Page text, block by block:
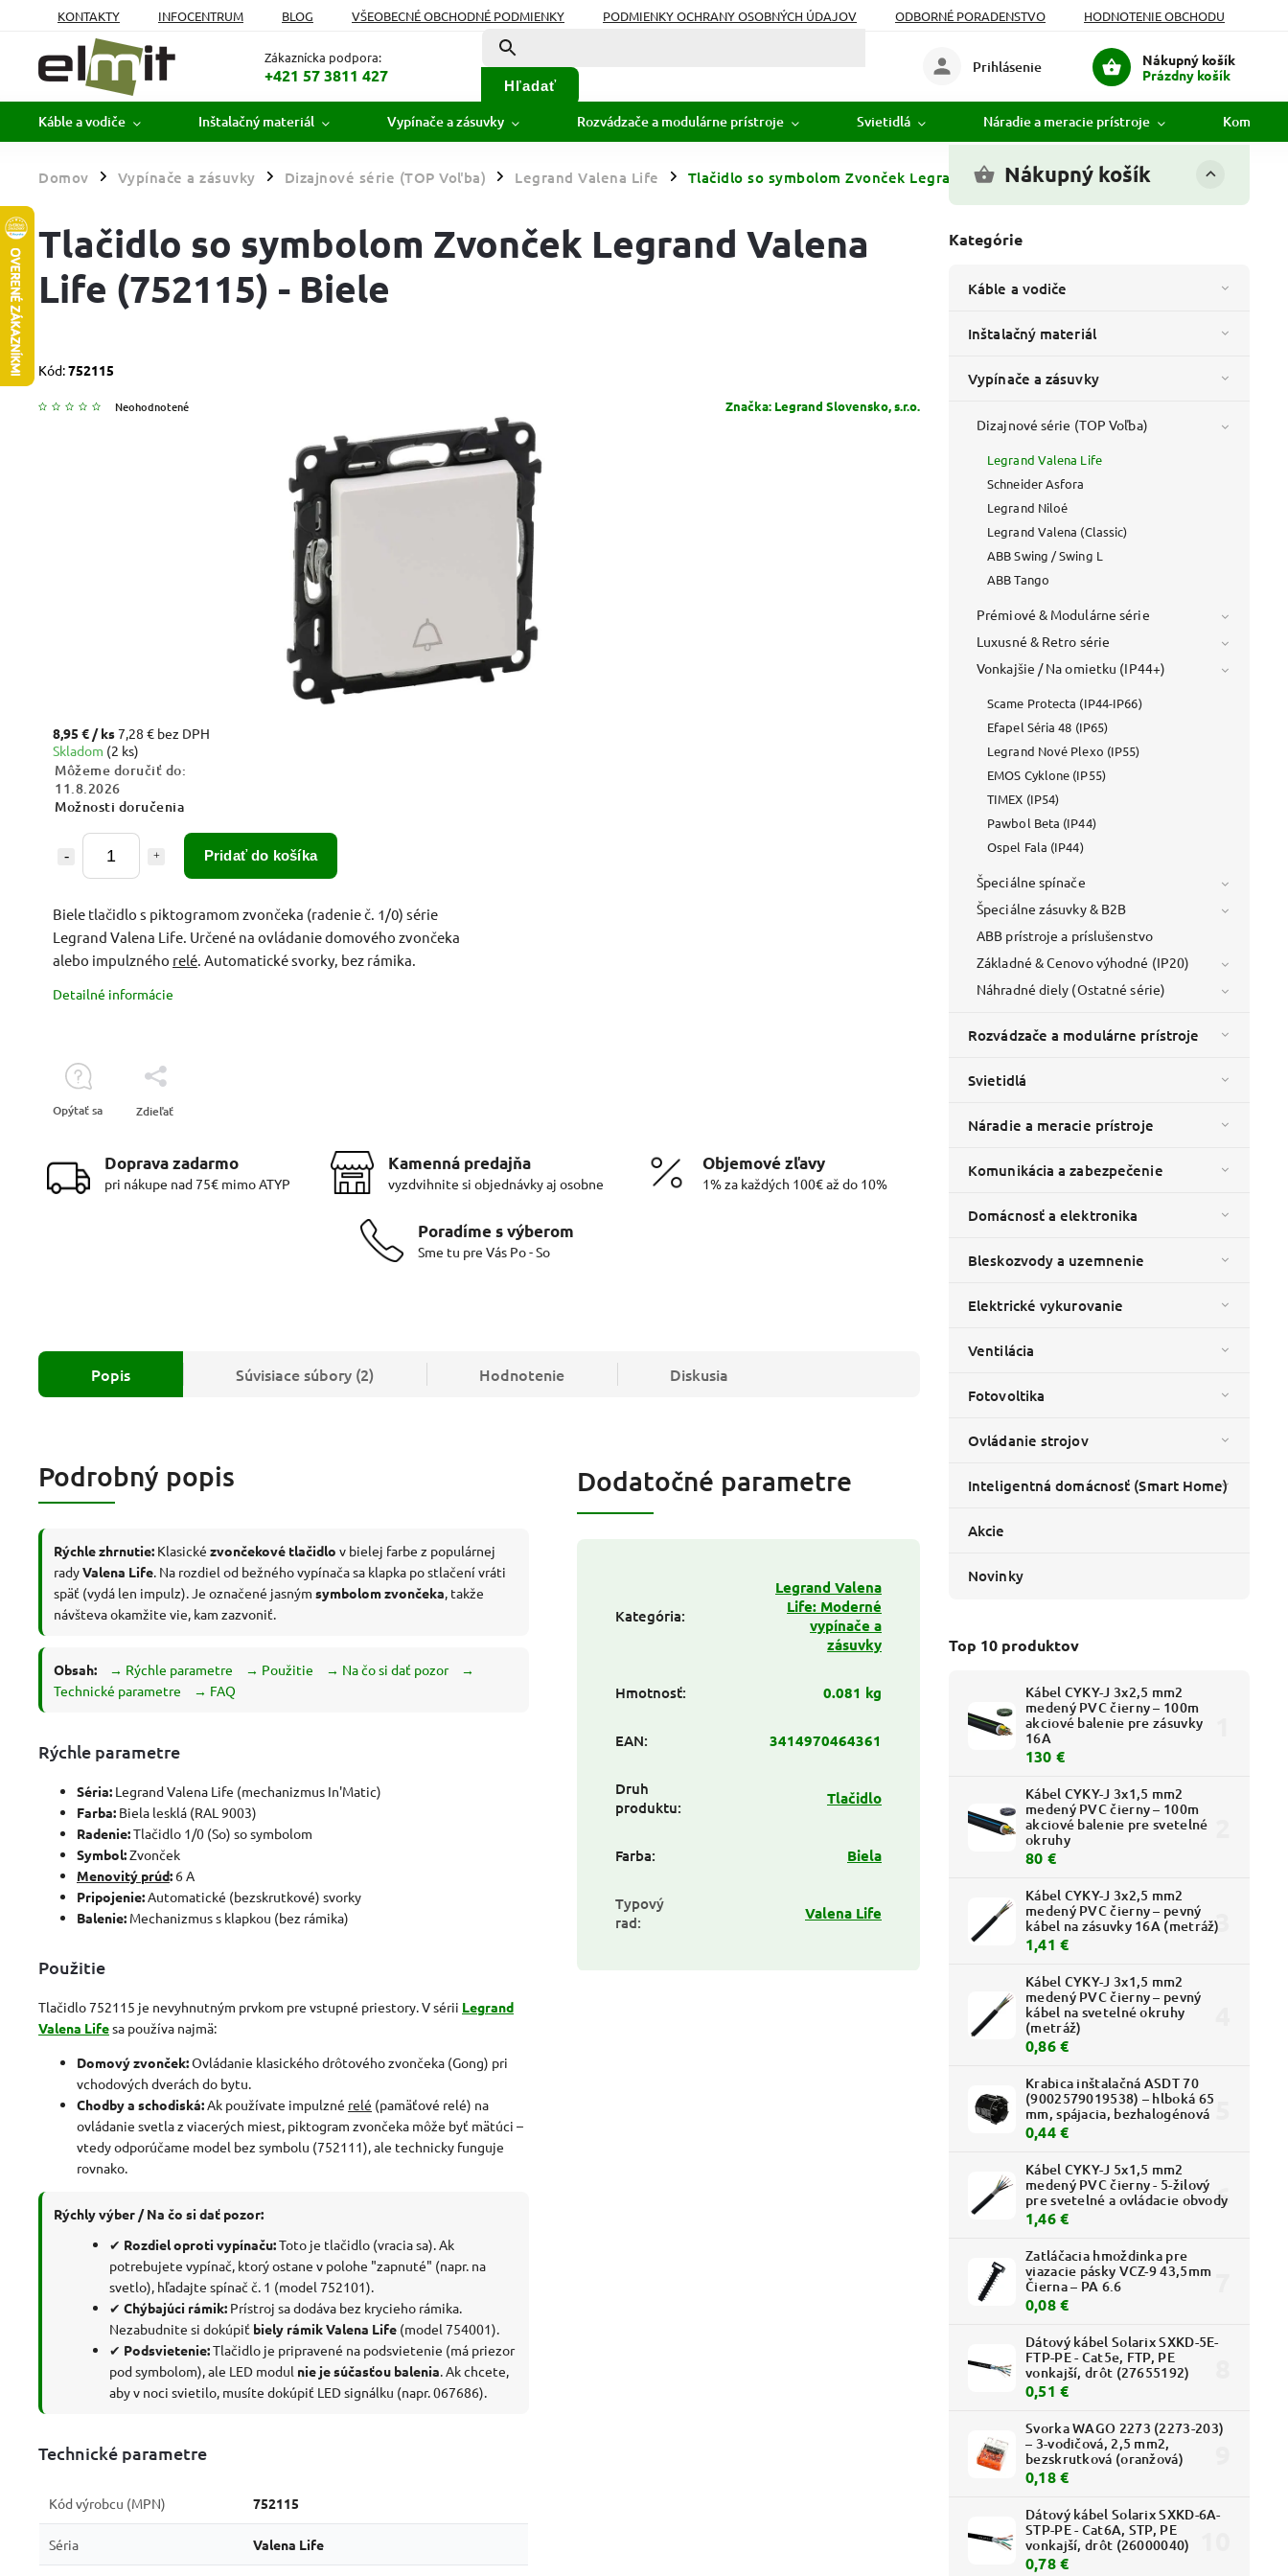
KONTAKTY INFOCENTRUM BLOG VŠEOBECNÉ OBCHODNÉ PODMIENKY PODMIENKY OCHRANY OSOBNÝCH ÚDAJOV ODBORNÉ PORADENSTVO
HODNOTENIE OBCHODU
MOJA OBJEDNÁVKA
Zákaznícka podpora:
+421 57 3811 427
Hľadať
Nákupný košík
Prázdny košík
Prihlásenie
Káble a vodiče Inštalačný materiál Vypínače a zásuvky Rozvádzače a modulárne prístroje Svietidlá Náradie a meracie prístroje
Domov / Vypínače a zásuvky / Dizajnové série (TOP Voľba) / Legrand Valena Life / Tlačidlo so symbolom Zvonček Legrand Valena Life (752115) - Biele
Nákupný košík
Kategórie
Káble a vodiče
Inštalačný materiál
Vypínače a zásuvky
Dizajnové série (TOP Voľba)
Legrand Valena Life
Schneider Asfora
Legrand Niloé
Legrand Valena (Classic)
ABB Swing / Swing L
ABB Tango
Prémiové & Modulárne série
Luxusné & Retro série
Vonkajšie / Na omietku (IP44+)
Scame Protecta (IP44-IP66)
Efapel Séria 48 (IP65)
Legrand Nové Plexo (IP55)
EMOS Cyklone (IP55)
TIMEX (IP54)
Pawbol Beta (IP44)
Ospel Fala (IP44)
Špeciálne spínače
Špeciálne zásuvky & B2B
ABB prístroje a príslušenstvo
Základné & Cenovo výhodné (IP20)
Náhradné diely (Ostatné série)
Rozvádzače a modulárne prístroje
Svietidlá
Náradie a meracie prístroje
Komunikácia a zabezpečenie
Domácnosť a elektronika
Bleskozvody a uzemnenie
Elektrické vykurovanie
Ventilácia
Fotovoltika
Ovládanie strojov
Inteligentná domácnosť (Smart Home)
Akcie
Novinky
Top 10 produktov
Kábel CYKY-J 3x2,5 mm2
medený PVC čierny – 100m
akciové balenie pre zásuvky
16A
130 €
Kábel CYKY-J 3x1,5 mm2
medený PVC čierny – 100m
akciové balenie pre svetelné
okruhy
80 €
Kábel CYKY-J 3x2,5 mm2
medený PVC čierny – pevný
kábel na zásuvky 16A (metráž)
1,41 €
Kábel CYKY-J 3x1,5 mm2
medený PVC čierny – pevný
kábel na svetelné okruhy
(metráž)
0,86 €
Krabica inštalačná ASDT 70
(9002579019538) – hlboká 65
mm, spájacia, bezhalogénová
0,44 €
Kábel CYKY-J 5x1,5 mm2
medený PVC čierny - 5-žilový
pre svetelné a ovládacie obvody
1,46 €
Zatláčacia hmoždinka pre
viazacie pásky VCZ-9 43,5mm
Čierna – PA 6.6
0,08 €
Dátový kábel Solarix SXKD-5E-
FTP-PE - Cat5e, FTP, PE
vonkajší, drôt (27655192)
0,51 €
Svorka WAGO 2273 (2273-203)
– 3-vodičová, 2,5 mm2,
bezskrutková (oranžová)
0,18 €
Dátový kábel Solarix SXKD-6A-
STP-PE - Cat6A, STP, PE
vonkajší, drôt (26000040)
0,78 €
Tlačidlo so symbolom Zvonček Legrand Valena
Life (752115) - Biele
Kód:752115
Neohodnotené Značka: Legrand Slovensko, s.r.o.
8,95 € / ks7,28 € bez DPH
Skladom (2 ks)
Môžeme doručiť do:
11.8.2026
Možnosti doručenia
Pridať do košíka
Biele tlačidlo s piktogramom zvončeka (radenie č. 1/0) série
Legrand Valena Life. Určené na ovládanie domového zvončeka
alebo impulzného relé . Automatické svorky, bez rámika.
Detailné informácie
Opýtať sa Zdieľať
Doprava zadarmo
pri nákupe nad 75€ mimo ATYP
Kamenná predajňa
vyzdvihnite si objednávky aj osobne
Objemové zľavy
1% za každých 100€ až do 10%
Poradíme s výberom
Sme tu pre Vás Po - So
Popis Súvisiace súbory (2) Hodnotenie Diskusia
Podrobný popis
Rýchle zhrnutie: Klasické zvončekové tlačidlo v bielej farbe z populárnej
radyValena Life . Na rozdiel od bežného vypínača sa klapka po stlačení vráti
späť (vydá len impulz). Je označené jasným symbolom zvončeka , takže
návšteva okamžite vie, kam zazvoniť.
Obsah: → Rýchle parametre → Použitie → Na čo si dať pozor
→
Technické parametre
→ FAQ
Rýchle parametre
Séria: Legrand Valena Life (mechanizmus In'Matic)
Farba: Biela lesklá (RAL 9003)
Radenie:Tlačidlo 1/0 (So) so symbolom
Symbol:Zvonček
Menovitý prúd: 6 A
Pripojenie: Automatické (bezskrutkové) svorky
Balenie: Mechanizmus s klapkou (bez rámika)
Použitie
Tlačidlo 752115 je nevyhnutným prvkom pre vstupné priestory. V sérii Legrand
Valena Lifesa používa najmä:
Domový zvonček:Ovládanie klasického drôtového zvončeka (Gong) pri
vchodových dverách do bytu.
Chodby a schodiská: Ak používate impulzné relé (pamäťové relé) na
ovládanie svetla z viacerých miest, piktogram zvončeka môže byť mätúci –
vtedy odporúčame model bez symbolu (752111), ale technicky funguje
rovnako.
Rýchly výber / Na čo si dať pozor:
✔ Rozdiel oproti vypínaču:Toto je tlačidlo (vracia sa). Ak
potrebujete vypínač, ktorý ostane v polohe "zapnuté" (napr. na
svetlo), hľadajte spínač č. 1 (model 752101).
✔ Chýbajúci rámik: Prístroj sa dodáva bez krycieho rámika.
Nezabudnite si dokúpiť biely rámik Valena Life (model 754001).
✔ Podsvietenie:Tlačidlo je pripravené na podsvietenie (má priezor
pod symbolom), ale LED modul nie je súčasťou balenia . Ak chcete,
aby v noci svietilo, musíte dokúpiť LED signálku (napr. 067686).
Technické parametre
Kód výrobcu (MPN) 752115
Séria Valena Life
Dodatočné parametre
Kategória:
Legrand Valena
Life: Moderné
vypínače a
zásuvky
Hmotnosť: 0.081 kg
EAN: 3414970464361
Druh
produktu: Tlačidlo
Farba: Biela
Typový
rad: Valena Life